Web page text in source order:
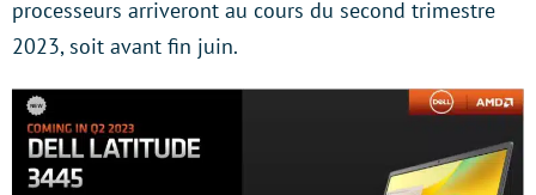
processeurs arriveront au cours du second trimestre
2023, soit avant fin juin.